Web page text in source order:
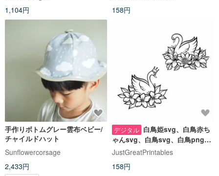
1,104円
158円
手作りボトムグレー雲布ベビー/
チャイルドハット
Sunflowercorsage
2,433円
デジタル 白鳥姫svg、白鳥赤ち
ゃんsvg、白鳥svg、白鳥png、
白鳥eps、白鳥カットファイル
JustGreatPrintables
158円